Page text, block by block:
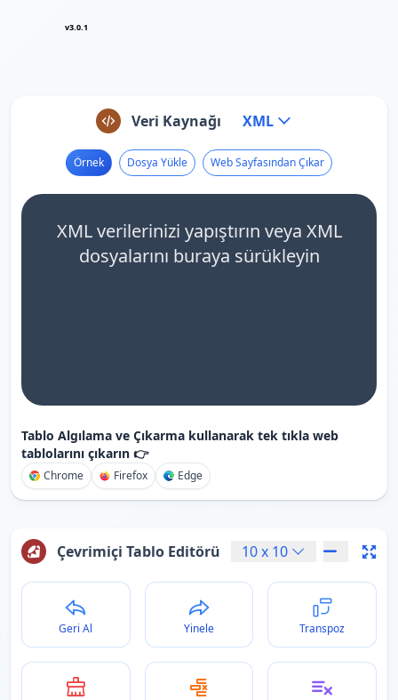
v3.0.1
Veri Kaynağı XML
Örnek Dosya Yükle Web Sayfasından Çıkar
XML verilerinizi yapıştırın veya XML
dosyalarını buraya sürükleyin
Tablo Algılama ve Çıkarma kullanarak tek tıkla web
tablolarını çıkarın 👉
Chrome Firefox Edge
Çevrimiçi Tablo Editörü 10x 10
Geri Al Yinele Transpoz